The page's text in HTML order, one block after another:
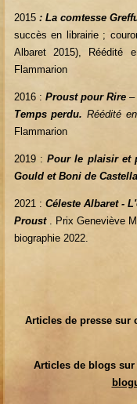
2015: La comtesse
succès en librairie ;
Albaret 2015), Réédité
Flammarion
2016 : Proust pour Rire
Temps perdu.Réédité
Flammarion
2019 :Pour le plaisir et
Gould et Boni de
2021 : Céleste Albaret -
Proust. Prix Geneviève
biographie 2022.
Articles de presse sur
Articles de blogs